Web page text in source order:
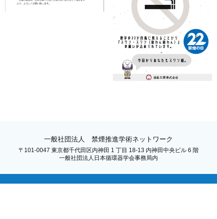
一般社団法人 禁煙推進学術ネットワーク
〒101-0047 東京都千代田区内神田 1 丁目 18-13 内神田中央ビル 6 階
一般社団法人日本循環器学会事務局内